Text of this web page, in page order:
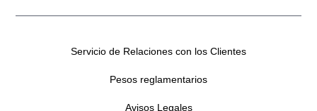
RENT CAMPERS TENERIFE
Servicio de Relaciones con los Clientes
Pesos reglamentarios
Avisos Legales